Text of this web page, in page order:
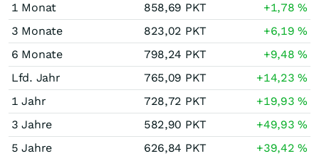
1 Monat
858,69 PKT +1,78%
3 Monate
823,02 PKT +6,19%
6 Monate
798,24 PKT +9,48%
Lfd. Jahr
765,09 PKT +14,23%
1 Jahr
728,72 PKT +19,93%
3 Jahre
582,90 PKT +49,93%
5 Jahre
626,84 PKT +39,42%